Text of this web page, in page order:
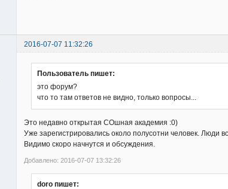
2016-07-07 11:32:26
Пользователь пишет:
это форум?
что то там ответов не видно, только вопросы...
Это недавно открытая СОшная академия :0)
Уже зарегистрировались около полусотни человек. Люди
Видимо скоро начнутся и обсуждения.
Добавлено: 2016-07-07 13:32:26
doro пишет: